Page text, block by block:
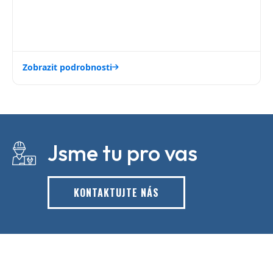
Zobrazit podrobnosti
Jsme tu pro vas
KONTAKTUJTE NÁS